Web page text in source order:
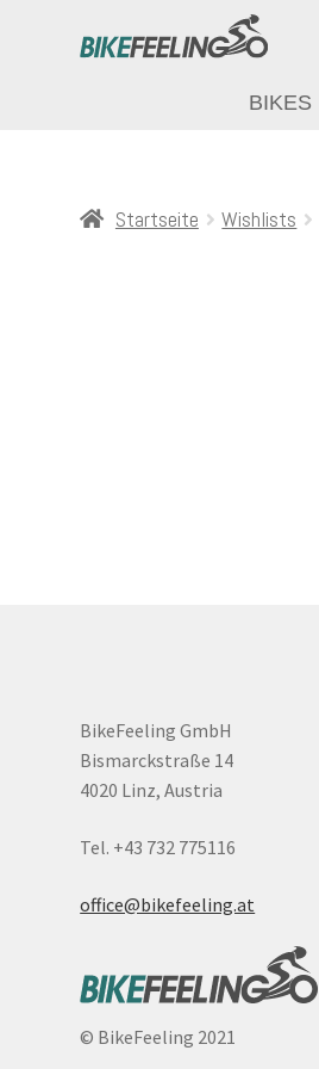
BIKES
Startseite Wishlists
BikeFeeling GmbH
Bismarckstraße 14
4020 Linz, Austria
Tel. +43 732 775116
office@bikefeeling.at
© BikeFeeling 2021